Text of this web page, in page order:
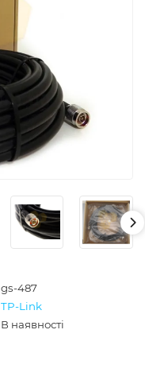
gs-487
TP-Link
В наявності